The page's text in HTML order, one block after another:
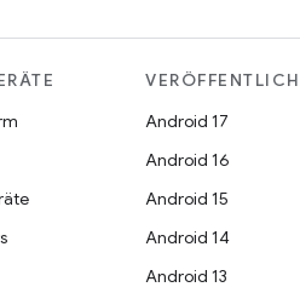
Android 17
Android 16
Android 15
Android 14
Android 13